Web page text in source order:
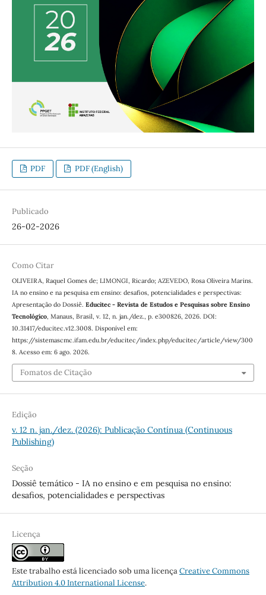
PDF PDF (English)
Publicado
26-02-2026
Como Citar
OLIVEIRA, Raquel Gomes de; LIMONGI, Ricardo; AZEVEDO, Rosa Oliveira Marins.
IA no ensino e na pesquisa em ensino: desafios, potencialidades e perspectivas:
Apresentação do Dossiê. Educitec - Revista de Estudos e Pesquisas sobre Ensino
Tecnológico, Manaus, Brasil, v. 12, n. jan./dez., p. e300826, 2026. DOI:
10.31417/educitec.v12.3008. Disponível em:
https://sistemascmc.ifam.edu.br/educitec/index.php/educitec/article/view/300
8. Acesso em: 6 ago. 2026.
Fomatos de Citação
Edição
v. 12 n. jan./dez. (2026): Publicação Contínua (Continuous
Publishing)
Seção
Dossiê temático - IA no ensino e em pesquisa no ensino:
desafios, potencialidades e perspectivas
Licença
Este trabalho está licenciado sob uma licençaCreative Commons
Attribution 4.0 International License.